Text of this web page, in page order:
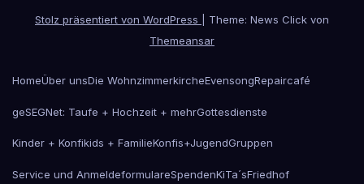
Stolz präsentiert von WordPress
Theme: News Click von
Themeansar
HomeÜber unsDie WohnzimmerkircheEvensongRepaircafé
geSEGNet: Taufe + Hochzeit + mehrGottesdienste
Kinder + Konfikids + FamilieKonfis+JugendGruppen
Service und AnmeldeformulareSpendenKiTa´sFriedhof